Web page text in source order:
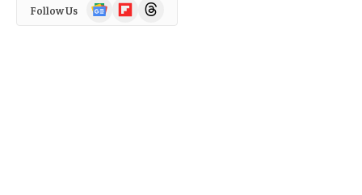
Follow Us
Google
News
FlipboardThreads